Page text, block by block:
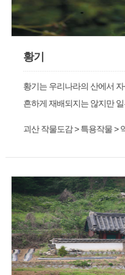
황기
황기는 우리나라의 산에서
흔하게 재배되지는 않지만
괴산 작물도감 > 특용작물 >